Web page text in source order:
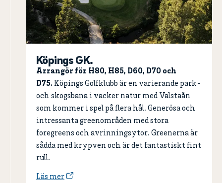
Köpings GK.
Arrangör för H80, H85, D60, D70 och
D75. Köpings Golfklubb är en varierande park-
och skogsbana i vacker natur med Valstaån
som kommer i spel på flera hål. Generösa och
intressanta greenområden med stora
foregreens och avrinningsytor. Greenerna är
sådda med krypven och är det fantastiskt fint
rull.
Läs mer